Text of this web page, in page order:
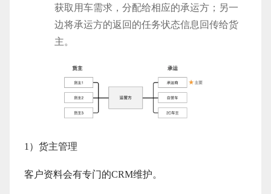
获取用车需求，分配给相应的承运方；另一
边将承运方的返回的任务状态信息回传给货
主。
1）货主管理
客户资料会有专门的CRM维护。